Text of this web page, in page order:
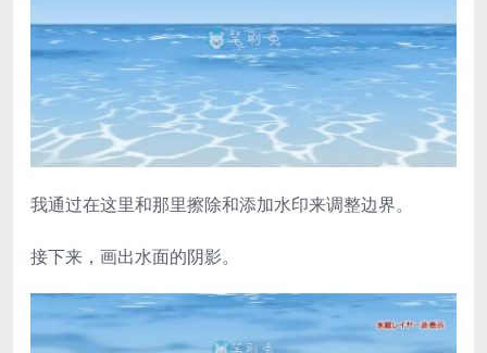
我通过在这里和那里擦除和添加水印来调整边界。
接下来，画出水面的阴影。